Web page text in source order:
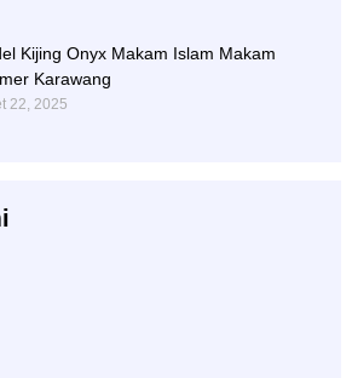
Kijing Onyx Makam Islam Makam
Karawang
22, 2025